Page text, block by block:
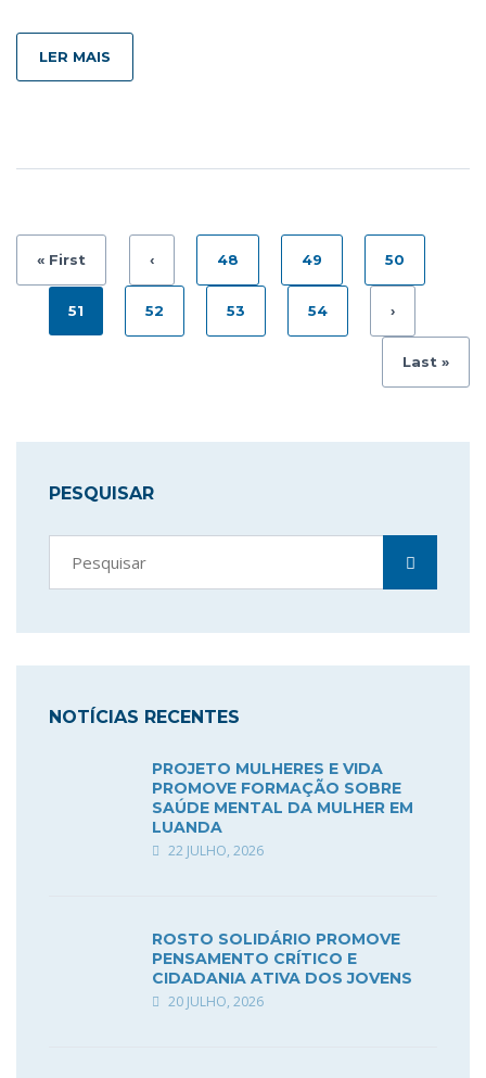
LER MAIS
« First ‹ 48 49 50
51 52 53 54 ›
Last »
PESQUISAR
NOTÍCIAS RECENTES
PROJETO MULHERES E VIDA
PROMOVE FORMAÇÃO SOBRE
SAÚDE MENTAL DA MULHER EM
LUANDA
22 JULHO, 2026
ROSTO SOLIDÁRIO PROMOVE
PENSAMENTO CRÍTICO E
CIDADANIA ATIVA DOS JOVENS
20 JULHO, 2026